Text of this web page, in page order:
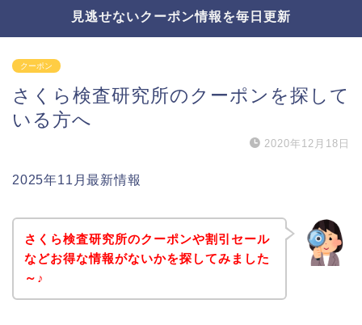
見逃せないクーポン情報を毎日更新
クーポン
さくら検査研究所のクーポンを探して
いる方へ
2020年12月18日
2025年11月最新情報
さくら検査研究所のクーポンや割引セール
などお得な情報がないかを探してみました
～♪